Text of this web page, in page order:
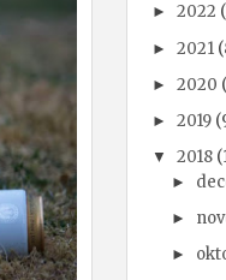
►2022
►2021
►2020
►2019
▼ 2018
►
►
►